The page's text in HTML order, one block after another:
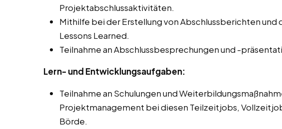
Projektabschlussaktivitäten.
Mithilfe bei der Erstellung von Abschlussberichten und
Lessons Learned.
Teilnahme an Abschlussbesprechungen und -
Lern- und Entwicklungsaufgaben:
Teilnahme an Schulungen und
Projektmanagement bei diesen Teilzeitjobs,
Börde.